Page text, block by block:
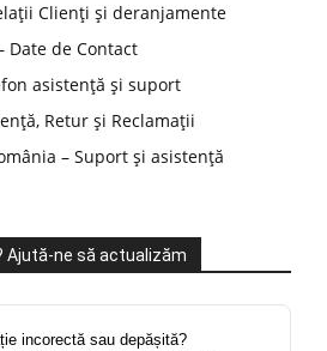
Clienți și deranjamente
Date de Contact
asistență și suport
Retur și Reclamații
– Suport și asistență
Ajută-ne să actualizăm
incorectă sau depășită?